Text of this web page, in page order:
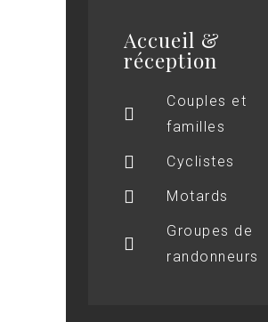
Accueil &
réception
Couples et
familles
Cyclistes
Motards
Groupes de
randonneurs